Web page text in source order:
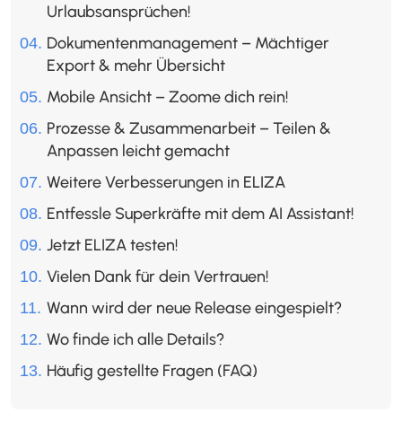
Urlaubsansprüchen!
Dokumentenmanagement – Mächtiger
Export & mehr Übersicht
Mobile Ansicht – Zoome dich rein!
Prozesse & Zusammenarbeit – Teilen &
Anpassen leicht gemacht
Weitere Verbesserungen in ELIZA
Entfessle Superkräfte mit dem AI Assistant!
Jetzt ELIZA testen!
Vielen Dank für dein Vertrauen!
Wann wird der neue Release eingespielt?
Wo finde ich alle Details?
Häufig gestellte Fragen (FAQ)